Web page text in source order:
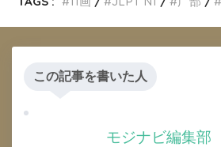
この記事を書いた人
モジナビ編集部